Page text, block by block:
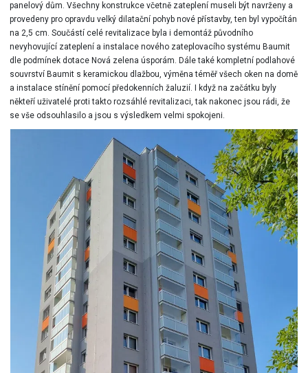
panelový dům. Všechny konstrukce včetně zateplení museli být navrženy a
provedeny pro opravdu velký dilatační pohyb nové přístavby, ten byl vypočítán
na 2,5 cm. Součástí celé revitalizace byla i demontáž původního
nevyhovující zateplení a instalace nového zateplovacího systému Baumit
dle podmínek dotace Nová zelena úsporám. Dále také kompletní podlahové
souvrství Baumit s keramickou dlažbou, výměna téměř všech oken na domě
a instalace stínění pomocí předokenních žaluzií. I když na začátku byly
někteří uživatelé proti takto rozsáhlé revitalizaci, tak nakonec jsou rádi, že
se vše odsouhlasilo a jsou s výsledkem velmi spokojeni.